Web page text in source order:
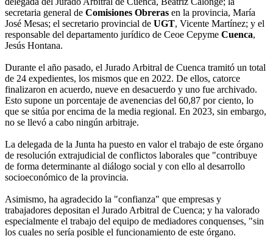
secretaria general de Comisiones Obreras en la provincia, María
José Mesas; el secretario provincial de UGT, Vicente Martínez; y el
responsable del departamento jurídico de Ceoe Cepyme Cuenca,
Jesús Hontana.
Durante el año pasado, el Jurado Arbitral de Cuenca tramitó un total
de 24 expedientes, los mismos que en 2022. De ellos, catorce
finalizaron en acuerdo, nueve en desacuerdo y uno fue archivado.
Esto supone un porcentaje de avenencias del 60,87 por ciento, lo
que se sitúa por encima de la media regional. En 2023, sin embargo,
no se llevó a cabo ningún arbitraje.
La delegada de la Junta ha puesto en valor el trabajo de este órgano
de resolución extrajudicial de conflictos laborales que "contribuye
de forma determinante al diálogo social y con ello al desarrollo
socioeconómico de la provincia.
Asimismo, ha agradecido la "confianza" que empresas y
trabajadores depositan el Jurado Arbitral de Cuenca; y ha valorado
especialmente el trabajo del equipo de mediadores conquenses, "sin
los cuales no sería posible el funcionamiento de este órgano.